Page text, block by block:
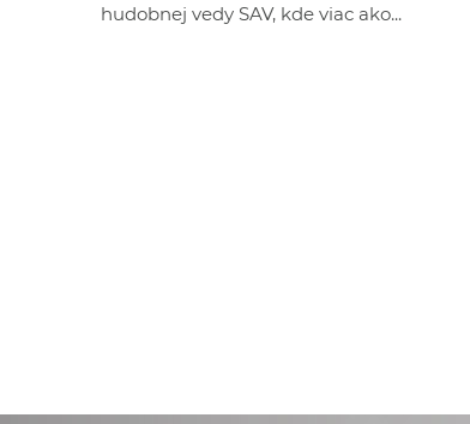
hudobnej vedy SAV, kde viac ako...